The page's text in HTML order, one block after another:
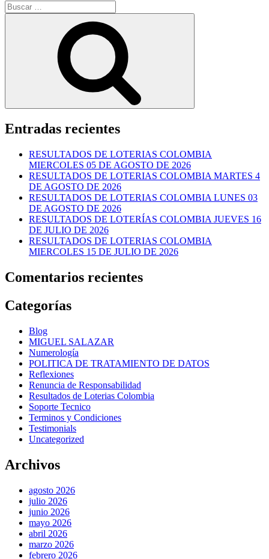
Buscar
por:
Entradas recientes
RESULTADOS DE LOTERIAS COLOMBIA
MIERCOLES 05 DE AGOSTO DE 2026
RESULTADOS DE LOTERIAS COLOMBIA MARTES 4
DE AGOSTO DE 2026
RESULTADOS DE LOTERIAS COLOMBIA LUNES 03
DE AGOSTO DE 2026
RESULTADOS DE LOTERÍAS COLOMBIA JUEVES 16
DE JULIO DE 2026
RESULTADOS DE LOTERIAS COLOMBIA
MIERCOLES 15 DE JULIO DE 2026
Comentarios recientes
Categorías
Blog
MIGUEL SALAZAR
Numerología
POLITICA DE TRATAMIENTO DE DATOS
Reflexiones
Renuncia de Responsabilidad
Resultados de Loterias Colombia
Soporte Tecnico
Terminos y Condiciones
Testimonials
Uncategorized
Archivos
agosto 2026
julio 2026
junio 2026
mayo 2026
abril 2026
marzo 2026
febrero 2026